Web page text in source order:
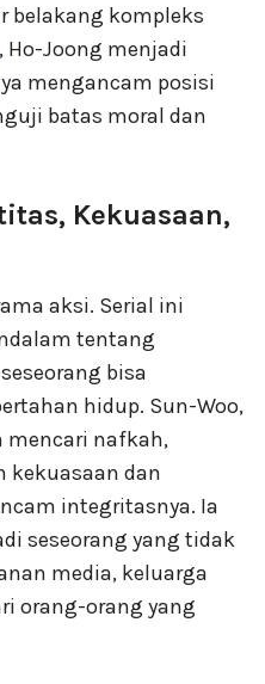
belakang kompleks
, Ho-Joong menjadi
mengancam posisi
batas moral dan
Kekuasaan,
aksi. Serial ini
tentang
bisa
hidup. Sun-Woo,
mencari nafkah,
kekuasaan dan
integritasnya. Ia
seseorang yang tidak
media, keluarga
orang-orang yang